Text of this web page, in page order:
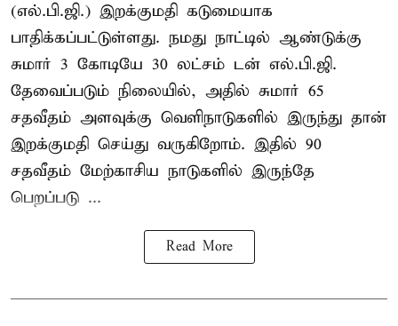
(எல்.பி.ஜி.) இறக்குமதி கடுமையாக
பாதிக்கப்பட்டுள்ளது. நமது நாட்டில் ஆண்டுக்கு
சுமார் 3 கோடியே 30 லட்சம் டன் எல்.பி.ஜி.
தேவைப்படும் நிலையில், அதில் சுமார் 65
சதவீதம் அளவுக்கு வெளிநாடுகளில் இருந்து தான்
இறக்குமதி செய்து வருகிறோம். இதில் 90
சதவீதம் மேற்காசிய நாடுகளில் இருந்தே
பெறப்படு ...
Read More